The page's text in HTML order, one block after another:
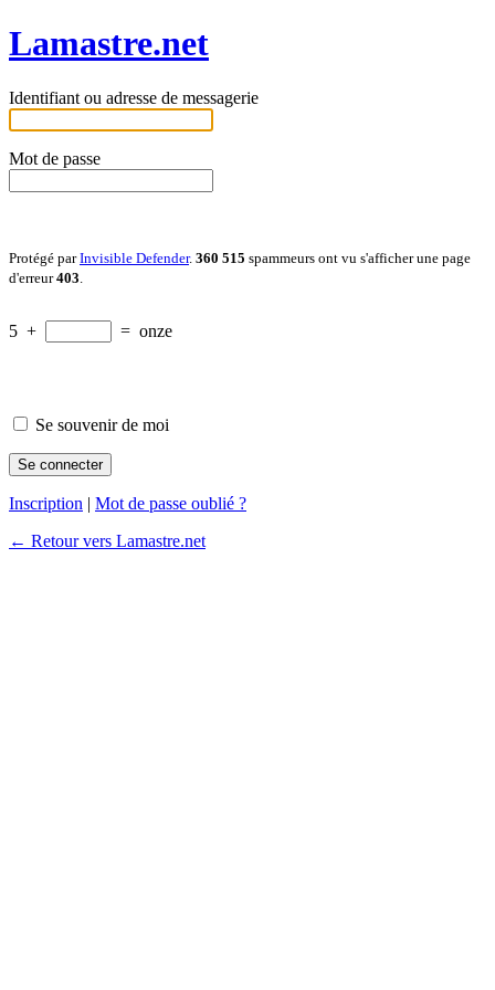
Lamastre.net
Identifiant ou adresse de messagerie
Mot de passe
Protégé parInvisible Defender. 360 515 spammeurs ont vu s'afficher une page
d'erreur403
5 + = onze
Se souvenir de moi
Inscription | Mot de passe oublié ?
← Retour vers Lamastre.net